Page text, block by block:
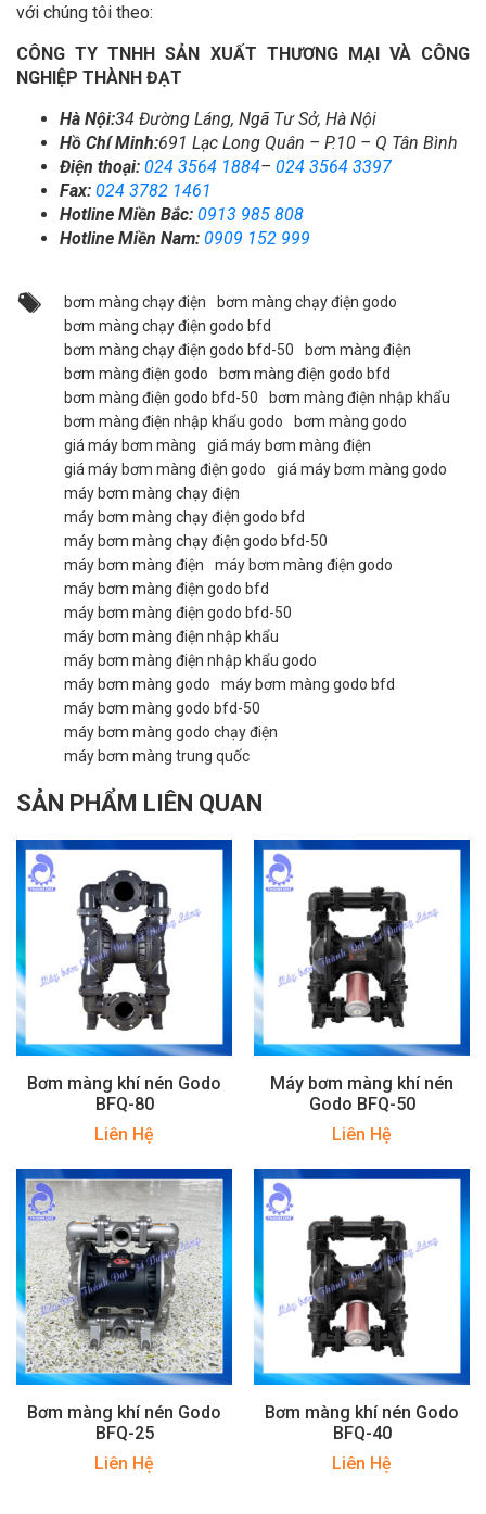
với chúng tôi theo:
CÔNG TY TNHH SẢN XUẤT THƯƠNG MẠI VÀ CÔNG
NGHIỆP THÀNH ĐẠT
Hà Nội:34 Đường Láng, Ngã Tư Sở, Hà Nội
Hồ Chí Minh:691 Lạc Long Quân – P.10 – Q Tân Bình
Điện thoại: 024 3564 1884– 024 3564 3397
Fax: 024 3782 1461
Hotline Miền Bắc: 0913 985 808
Hotline Miền Nam: 0909 152 999
bơm màng chạy điện
bơm màng chạy điện godo
bơm màng chạy điện godo bfd
bơm màng chạy điện godo bfd-50
bơm màng điện
bơm màng điện godo
bơm màng điện godo bfd
bơm màng điện godo bfd-50
bơm màng điện nhập khẩu
bơm màng điện nhập khẩu godo
bơm màng godo
giá máy bơm màng
giá máy bơm màng điện
giá máy bơm màng điện godo
giá máy bơm màng godo
máy bơm màng chạy điện
máy bơm màng chạy điện godo bfd
máy bơm màng chạy điện godo bfd-50
máy bơm màng điện
máy bơm màng điện godo
máy bơm màng điện godo bfd
máy bơm màng điện godo bfd-50
máy bơm màng điện nhập khẩu
máy bơm màng điện nhập khẩu godo
máy bơm màng godo
máy bơm màng godo bfd
máy bơm màng godo bfd-50
máy bơm màng godo chạy điện
máy bơm màng trung quốc
SẢN PHẨM LIÊN QUAN
Bơm màng khí nén Godo
BFQ-80
Liên Hệ
Máy bơm màng khí nén
Godo BFQ-50
Liên Hệ
Bơm màng khí nén Godo
BFQ-25
Liên Hệ
Bơm màng khí nén Godo
BFQ-40
Liên Hệ